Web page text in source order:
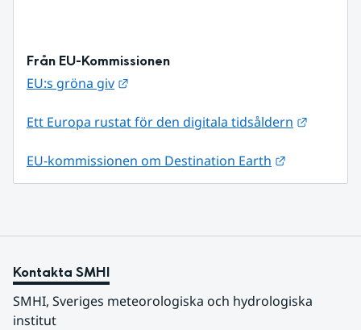
Från EU-Kommissionen
EU:s gröna giv
Ett Europa rustat för den digitala tidsåldern
EU-kommissionen om Destination Earth
Kontakta SMHI
SMHI, Sveriges meteorologiska och hydrologiska
institut